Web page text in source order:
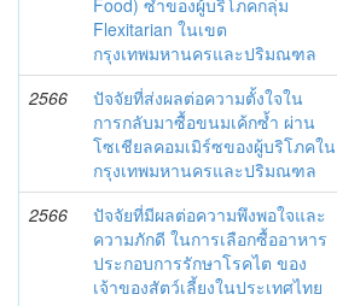
Food) ซ้ำของผู้บริโภคกลุ่ม
Flexitarian ในเขต
กรุงเทพมหานครและปริมณฑล
2566
ปัจจัยที่ส่งผลต่อความตั้งใจใน
การกลับมาซื้อขนมเค้กซ้ำ ผ่าน
โซเชียลคอมเมิร์ซของผู้บริโภคใน
กรุงเทพมหานครและปริมณฑล
2566
ปัจจัยที่มีผลต่อความพึงพอใจและ
ความภักดี ในการเลือกซื้ออาหาร
ประกอบการรักษาโรคไต ของ
เจ้าของสัตว์เลี้ยงในประเทศไทย